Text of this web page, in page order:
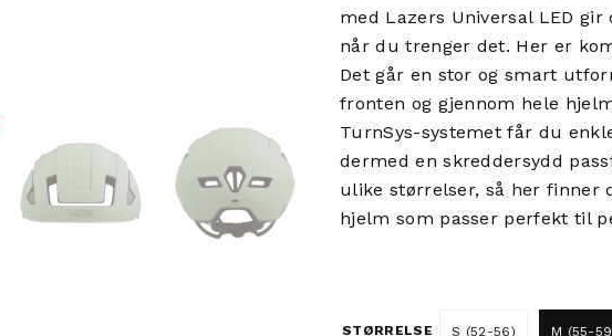
med Lazers Universal LED
når du trenger det. Her er
Det går en stor og smart
fronten og gjennom hele
TurnSys-systemet får du
dermed en skreddersydd
ulike størrelser, så her finner
hjelm som passer perfekt til
STØRRELSE S (52-56) M (55-